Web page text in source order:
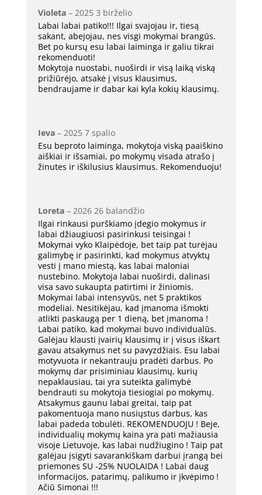
Violeta – 2025 3 birželio
Labai labai patiko!!! Ilgai svajojau ir, tiesą
sakant, abejojau, nes visgi mokymai brangūs.
Bet po kursų esu labai laiminga ir galiu tikrai
rekomenduoti!
Mokytoja nuostabi, nuoširdi ir visą laiką viską
prižiūrėjo, atsakė į visus klausimus,
bendraujame ir dabar kai kyla kokių klausimų.
Ieva – 2025 7 spalio
Esu beproto laiminga, mokytoja viską paaiškino
aiškiai ir išsamiai, po mokymų visada atrašo į
žinutes ir iškilusius klausimus. Rekomenduoju!
Loreta – 2026 26 balandžio
Ilgai rinkausi purškiamo įdegio mokymus ir
labai džiaugiuosi pasirinkusi teisingai !
Mokymai vyko Klaipėdoje, bet taip pat turėjau
galimybę ir pasirinkti, kad mokymus atvyktų
vesti į mano miestą, kas labai maloniai
nustebino. Mokytoja labai nuoširdi, dalinasi
visa savo sukaupta patirtimi ir žiniomis.
Mokymai labai intensyvūs, net 5 praktikos
modeliai. Nesitikėjau, kad įmanoma išmokti
atlikti paskaugą per 1 dieną, bet įmanoma !
Labai patiko, kad mokymai buvo individualūs.
Galėjau klausti įvairių klausimų ir į visus iškart
gavau atsakymus net su pavyzdžiais. Esu labai
motyvuota ir nekantrauju pradėti darbus. Po
mokymų dar prisiminiau klausimų, kurių
nepaklausiau, tai yra suteikta galimybė
bendrauti su mokytoja tiesiogiai po mokymų.
Atsakymus gaunu labai greitai, taip pat
pakomentuoja mano nusiųstus darbus, kas
labai padeda tobulėti. REKOMENDUOJU ! Beje,
individualių mokymų kaina yra pati mažiausia
visoje Lietuvoje, kas labai nudžiugino ! Taip pat
galėjau įsigyti savarankiškam darbui įrangą bei
priemones SU -25% NUOLAIDA ! Labai daug
informacijos, patarimų, palikumo ir įkvėpimo !
Ačiū Simonai !!!